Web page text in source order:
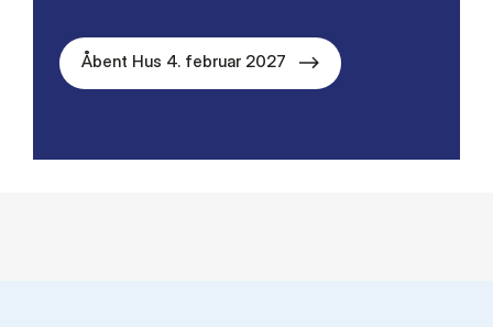
Åbent Hus 4. februar 2027